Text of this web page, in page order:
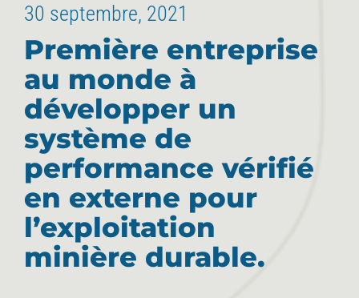
30 septembre, 2021
Première entreprise
au monde à
développer un
système de
performance vérifié
en externe pour
l’exploitation
minière durable.